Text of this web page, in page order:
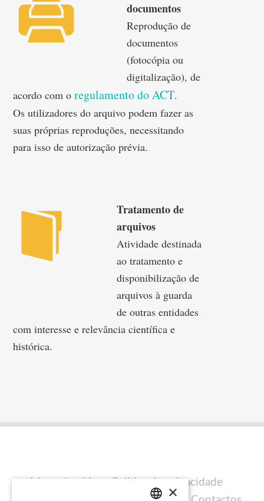
documentos
Reprodução de
documentos
(fotocópia ou
digitalização), de
acordo com oregulamento do ACT.
Os utilizadores do arquivo podem fazer as
suas próprias reproduções, necessitando
para isso de autorização prévia.
Tratamento de
arquivos
Atividade destinada
ao tratamento e
disponibilização de
arquivos à guarda
de outras entidades
com interesse e relevância científica e
histórica.
Mapa do sítio
Política de privacidade
×